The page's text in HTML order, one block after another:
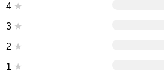
4 ★
3 ★
2 ★
1 ★